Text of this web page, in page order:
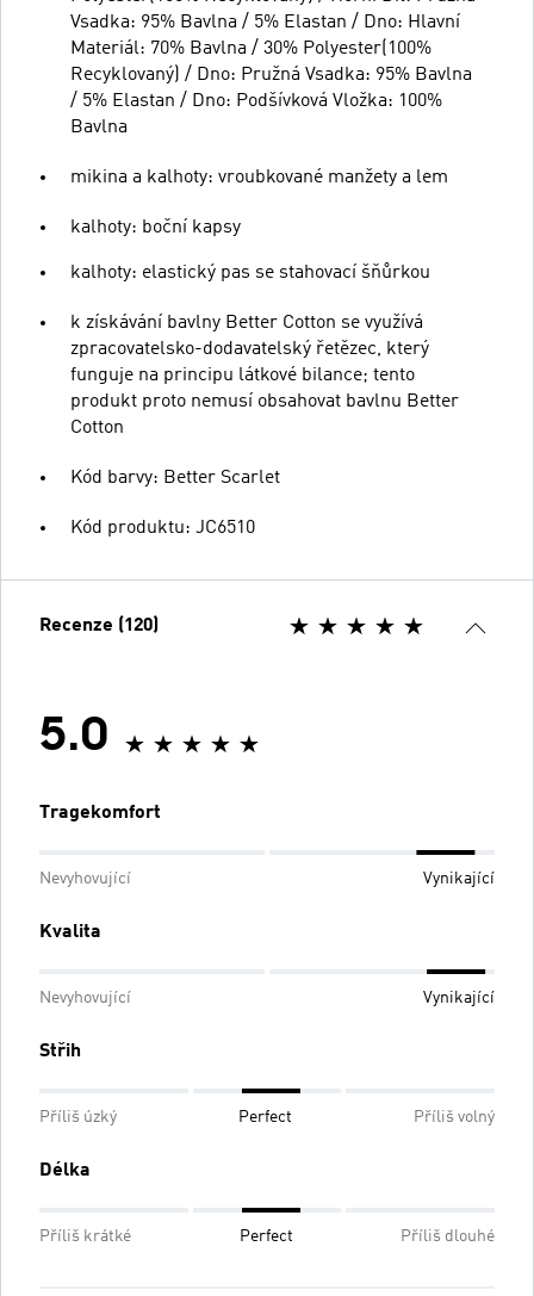
Vsadka: 95% Bavlna / 5% Elastan / Dno: Hlavní
Materiál: 70% Bavlna / 30% Polyester(100%
Recyklovaný) / Dno: Pružná Vsadka: 95% Bavlna
/ 5% Elastan / Dno: Podšívková Vložka: 100%
Bavlna
mikina a kalhoty: vroubkované manžety a lem
kalhoty: boční kapsy
kalhoty: elastický pas se stahovací šňůrkou
k získávání bavlny Better Cotton se využívá
zpracovatelsko-dodavatelský řetězec, který
funguje na principu látkové bilance; tento
produkt proto nemusí obsahovat bavlnu Better
Cotton
Kód barvy: Better Scarlet
Kód produktu: JC6510
Recenze (120)
5.0
Tragekomfort
Nevyhovující Vynikající
Kvalita
Nevyhovující Vynikající
Střih
Příliš úzký Perfect Příliš volný
Délka
Příliš krátké Perfect Příliš dlouhé